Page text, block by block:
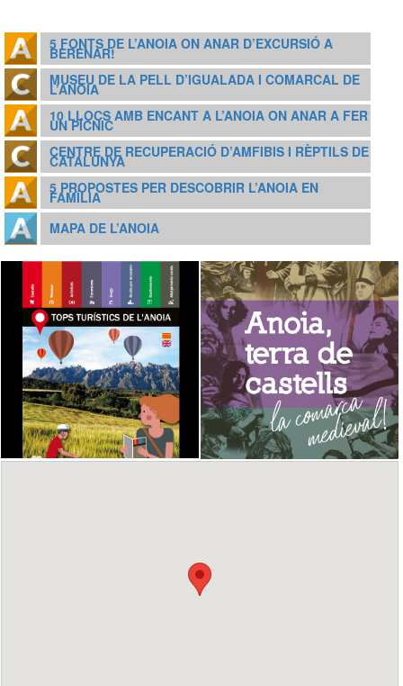
5 FONTS DE L’ANOIA ON ANAR D’EXCURSIÓ A
BERENAR!
MUSEU DE LA PELL D’IGUALADA I COMARCAL DE
L’ANOIA
10 LLOCS AMB ENCANT A L’ANOIA ON ANAR A FER
UN PÍCNIC
CENTRE DE RECUPERACIÓ D’AMFIBIS I RÈPTILS DE
CATALUNYA
5 PROPOSTES PER DESCOBRIR L’ANOIA EN
FAMÍLIA
MAPA DE L’ANOIA